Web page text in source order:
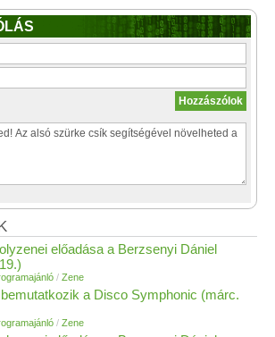
előadása a Berzsenyi Dániel
/ Zene
a Disco Symphonic (márc.
/ Zene